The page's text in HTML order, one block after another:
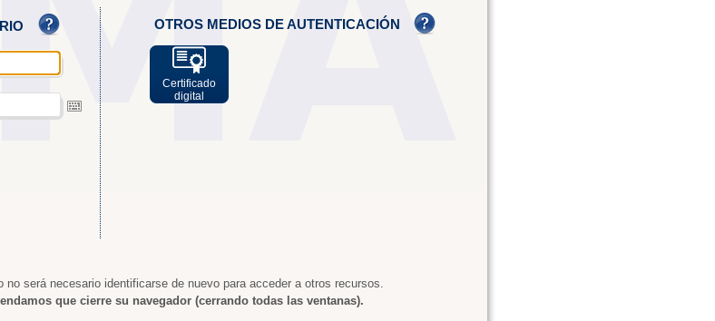
OTROS MEDIOS DE AUTENTICACIÓN
Certificado
digital
no será necesario identificarse de nuevo para acceder a otros recursos.
que cierre su navegador (cerrando todas las ventanas).